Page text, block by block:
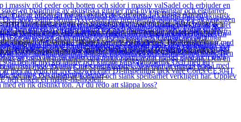
DHH kombinerar ett ljuvt mångsidigt ljud med förbättrad elektronik och
känsliga melodier med dina fingrar eller fylliga ackord erbjuder
sjunger i dina armar. Ibanez gör inte bara gitarrer. De återuppfinner
Bli en del av detta arv. Bli den följande legenden bland akustiska